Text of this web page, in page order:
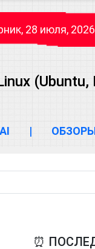
28 июля, 2026
(Ubuntu,
AI |
⏰